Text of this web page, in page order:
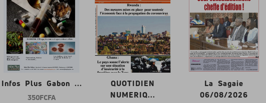
Infos Plus Gabon ...
350 FCFA
QUOTIDIEN
NUMERIQ...
La Sagaie
06/08/2026